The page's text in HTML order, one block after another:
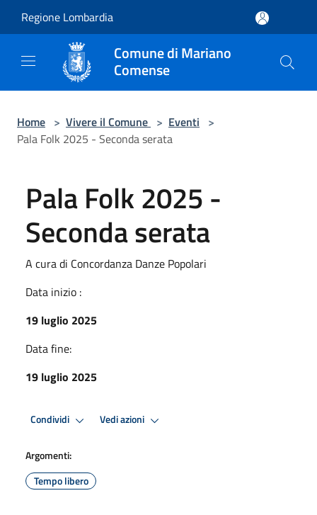
Regione Lombardia
Comune di Mariano
Comense
Home > Vivere il Comune > Eventi >
Pala Folk 2025 - Seconda serata
Pala Folk 2025 -
Seconda serata
A cura di Concordanza Danze Popolari
Data inizio :
19 luglio 2025
Data fine:
19 luglio 2025
Condividi Vedi azioni
Argomenti:
Tempo libero